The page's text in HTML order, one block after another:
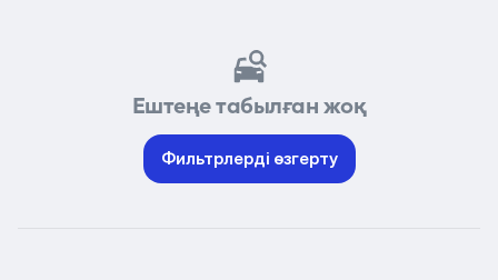
Ештеңе табылған жоқ
Фильтрлерді өзгерту